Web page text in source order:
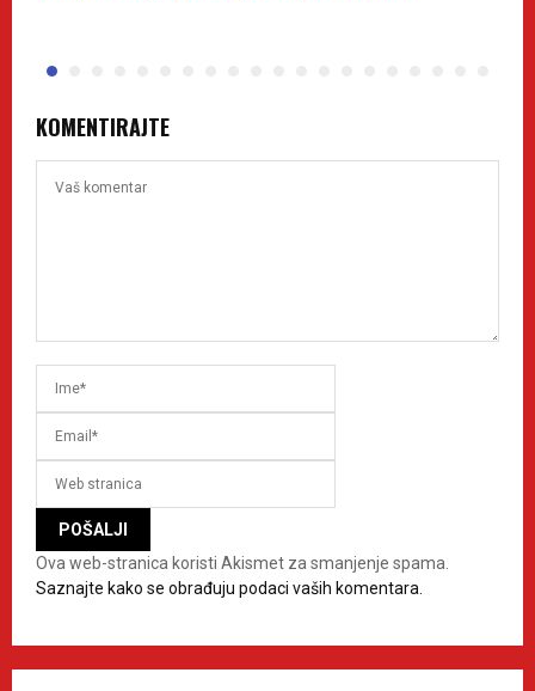
KOMENTIRAJTE
Ova web-stranica koristi Akismet za smanjenje spama.
Saznajte kako se obrađuju podaci vaših komentara.